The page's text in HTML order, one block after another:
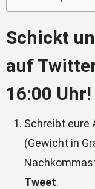
Schickt
auf
16:00 Uhr!
Schreibt eure
(Gewicht in
Tweet.